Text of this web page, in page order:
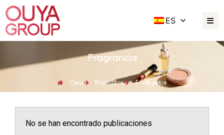
ES
Fragrancia
Casa Productos Fragrancia
No se han encontrado publicaciones